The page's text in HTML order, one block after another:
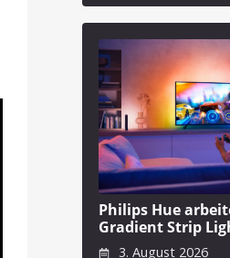
Philips Hue
Gradient Strip
3. August 2026